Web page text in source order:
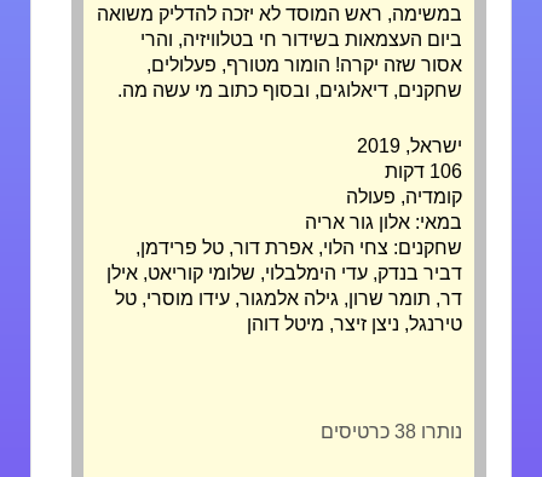
במשימה, ראש המוסד לא יזכה להדליק משואה
ביום העצמאות בשידור חי בטלוויזיה, והרי
אסור שזה יקרה! הומור מטורף, פעלולים,
שחקנים, דיאלוגים, ובסוף כתוב מי עשה מה.
קומדיה, פעולה
במאי: אלון גור אריה
שחקנים: צחי הלוי, אפרת דור, טל פרידמן,
דביר בנדק, עדי הימלבלוי, שלומי קוריאט, אילן
דר, תומר שרון, גילה אלמגור, עידו מוסרי, טל
טירנגל, ניצן זיצר, מיטל דוהן